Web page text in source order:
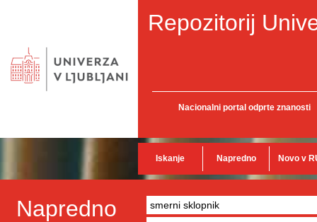
Repozitorij
Nacionalni portal odprte znanosti
Iskanje Napredno Novo v
Napredno